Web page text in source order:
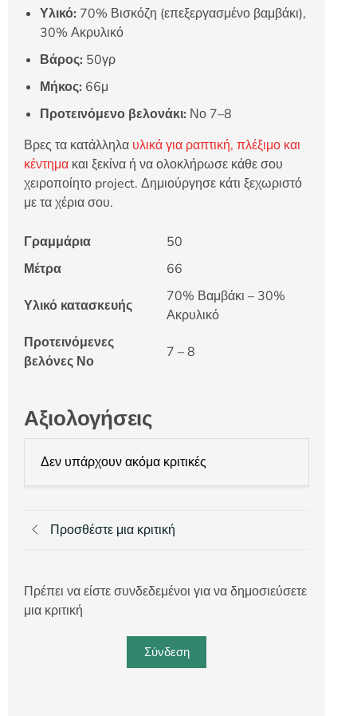
Υλικό: 70% Βισκόζη (επεξεργασμένο βαμβάκι),
30% Ακρυλικό
Βάρος: 50γρ
Μήκος: 66μ
Προτεινόμενο βελονάκι: Νο 7–8
Βρες τα κατάλληλα υλικά για ραπτική, πλέξιμο και
κέντημα και ξεκίνα ή να ολοκλήρωσε κάθε σου
χειροποίητο project. Δημιούργησε κάτι ξεχωριστό
με τα χέρια σου.
Γραμμάρια
50
Μέτρα
66
Υλικό κατασκευής
70% Βαμβάκι – 30%
Ακρυλικό
Προτεινόμενες
βελόνες Νο
7 – 8
Αξιολογήσεις
Δεν υπάρχουν ακόμα κριτικές
Προσθέστε μια κριτική
Πρέπει να είστε συνδεδεμένοι για να δημοσιεύσετε
μια κριτική
Σύνδεση